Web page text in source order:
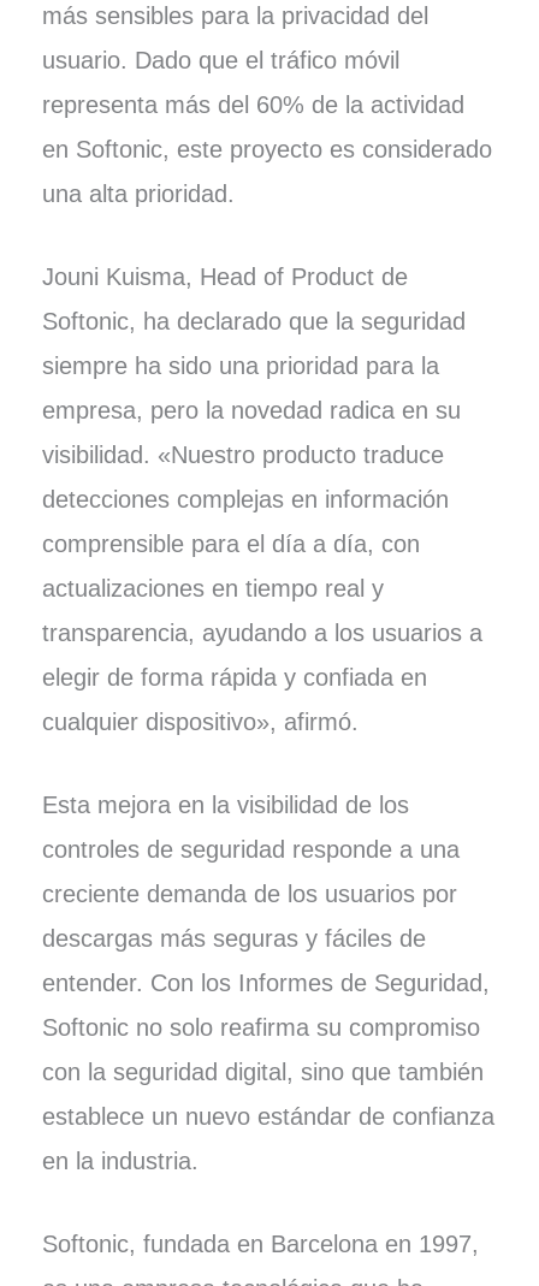
más sensibles para la privacidad del
usuario. Dado que el tráfico móvil
representa más del 60% de la actividad
en Softonic, este proyecto es considerado
una alta prioridad.
Jouni Kuisma, Head of Product de
Softonic, ha declarado que la seguridad
siempre ha sido una prioridad para la
empresa, pero la novedad radica en su
visibilidad. «Nuestro producto traduce
detecciones complejas en información
comprensible para el día a día, con
actualizaciones en tiempo real y
transparencia, ayudando a los usuarios a
elegir de forma rápida y confiada en
cualquier dispositivo», afirmó.
Esta mejora en la visibilidad de los
controles de seguridad responde a una
creciente demanda de los usuarios por
descargas más seguras y fáciles de
entender. Con los Informes de Seguridad,
Softonic no solo reafirma su compromiso
con la seguridad digital, sino que también
establece un nuevo estándar de confianza
en la industria.
Softonic, fundada en Barcelona en 1997,